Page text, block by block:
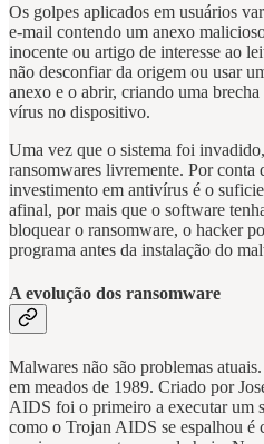
Os golpes aplicados em usuários
e-mail contendo um anexo
inocente ou artigo de interesse ao
não desconfiar da origem ou usar
anexo e o abrir, criando uma
vírus no dispositivo.
Uma vez que o sistema foi
ransomwares livremente. Por conta
investimento em antivírus é o
afinal, por mais que o software
bloquear o ransomware, o hacker
programa antes da instalação do
A evolução dos ransomware
Malwares não são problemas
em meados de 1989. Criado por
AIDS foi o primeiro a executar um
como o Trojan AIDS se espalhou é